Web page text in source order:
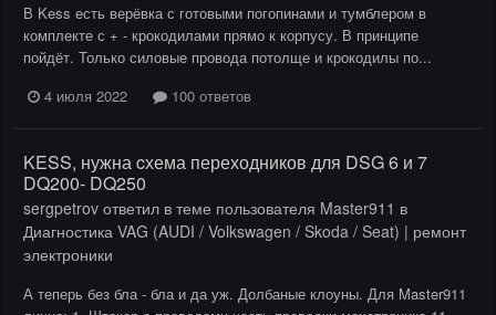
В Kess есть верёвка с готовыми погопинами и тумблером в
комплекте с + - крокодилами прямо к корпусу. В принципе
пойдёт. Только силовые провода потолще и крокодилы по...
4 июля 2022
100 ответов
KESS, нужна cхема переходников для DSG 6 и 7
DQ200- DQ250
sergpetrov ответил в теме пользователя Master911 в
Диагностика VAG (AUDI / Volkswagen / Skoda / Seat) | ремонт
электроники
А теперь без бла - бла и да уж. Долбаные клоуны. Для Master911